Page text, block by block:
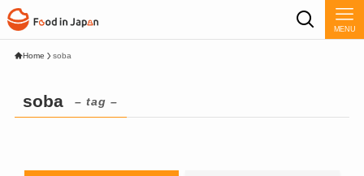
MENU
Home soba
soba – tag –